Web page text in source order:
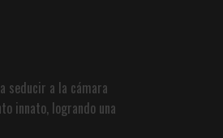
seducir a la cámara
innato, logrando una